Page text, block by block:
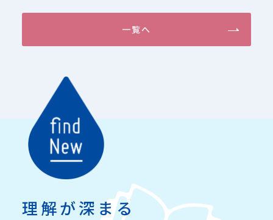
一覧へ
理解が深まる